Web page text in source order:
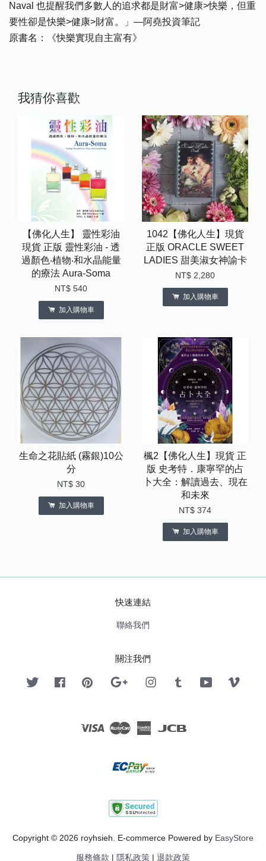
Naval 也提醒我們多數人的追求都是財富>健康>快樂，但重
要性卻是快樂>健康>財富。」—阿堯投資筆記
原書名：《快樂實現自主富有》
我猜你喜歡
【佛化人生】 靈性彩油
現貨 正版 靈性彩油 - 透
過顏色‧植物‧和水晶能量
的療法 Aura-Soma
NT$ 540
加入購物車
1042【佛化人生】現貨
正版 ORACLE SWEET
LADIES 甜美淑女神諭卡
NT$ 2,280
加入購物車
生命之花貼紙 (霧銀)10公
分
NT$ 30
加入購物車
楓2【佛化人生】現貨 正
版 史考特．康寧罕的占
卜大全：解讀過去、現在
和未來
NT$ 374
加入購物車
快速連結
聯絡我們
關注我們
Twitter FacebookPinterest Google InstagramTumblr YouTube
Visa Master American
Copyright © 2026 royhsieh. E-commerce Powered by EasyStore
服務條款 隱私政策 退款政策